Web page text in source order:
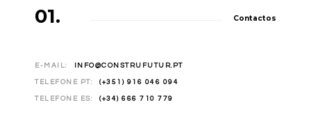
01. Contactos
E-MAIL: INFO@CONSTRUFUTUR.PT
TELEFONE PT: (+351) 916 046 094
TELEFONE ES: (+34) 666 710 779